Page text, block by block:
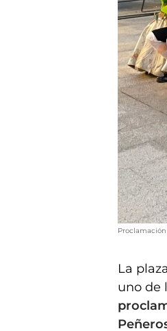
La
uno de